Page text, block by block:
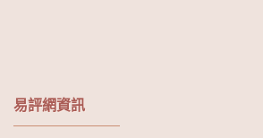
易評網資訊